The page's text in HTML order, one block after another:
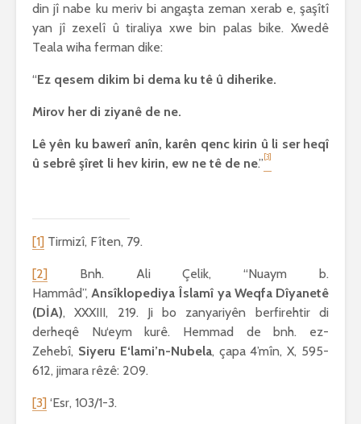
din jî nabe ku meriv bi angaşta zeman xerab e, şaşîtî
yan jî zexelî û tiraliya xwe bin palas bike. Xwedê
Teala wiha ferman dike:
“Ez qesem dikim bi dema ku tê û diherike.
Mirov her di ziyanê de ne.
Lê yên ku bawerî anîn, karên qenc kirin û li ser heqî
û sebrê şîret li hev kirin, ew ne tê de ne.” [3]
[1] Tirmizî, Fîten, 79.
[2] Bnh. Ali Çelik, “Nuaym b.
Hammâd”,Ansîklopediya Îslamî ya Weqfa Dîyanetê
(DİA), XXXIII, 219. Ji bo zanyariyên berfirehtir di
derheqê Nu‘eym kurê. Hemmad de bnh. ez-
Zehebî, Siyeru E‘lami’n-Nubela, çapa 4’mîn, X, 595-
612, jimara rêzê: 209.
[3] ‘Esr, 103/1-3.